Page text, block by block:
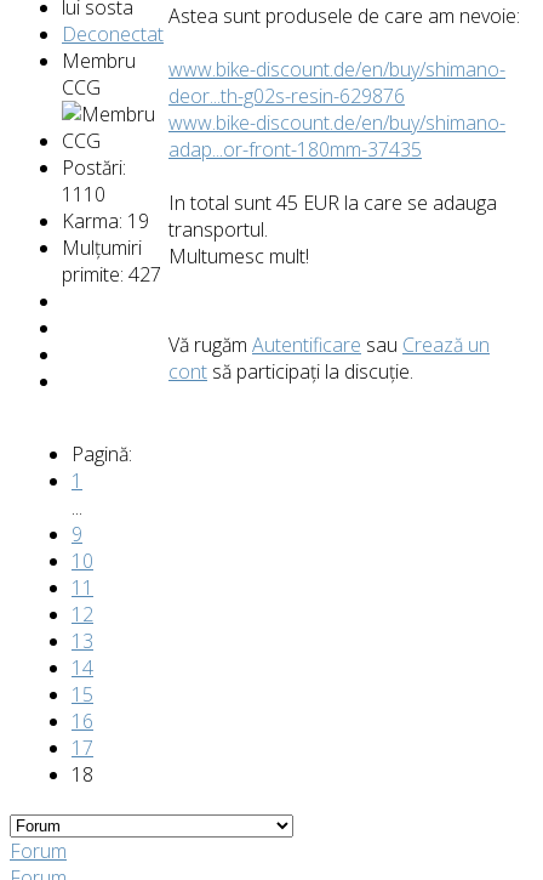
Deconectat
Membru
CCG
Postări:
1110
Karma: 19
Mulțumiri
primite: 427
Astea sunt produsele de care am nevoie:
www.bike-discount.de/en/buy/shimano-
deor...th-g02s-resin-629876
www.bike-discount.de/en/buy/shimano-
adap...or-front-180mm-37435
In total sunt 45 EUR la care se adauga
transportul.
Multumesc mult!
Vă rugăm Autentificare sau Crează un
cont să participaţi la discuţie.
Pagină:
1
...
9
10
11
12
13
14
15
16
17
18
Forum